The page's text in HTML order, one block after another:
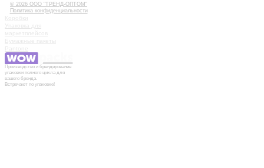
© 2026 ООО "ТРЕНД-ОПТОМ"
Политика конфиденциальности
Коробки
Упаковка для
маркетплейсов
Бумажные пакеты
Pantone
Производство и брендирование
упаковки полного цикла для
вашего бренда.
Встречают по упаковке!